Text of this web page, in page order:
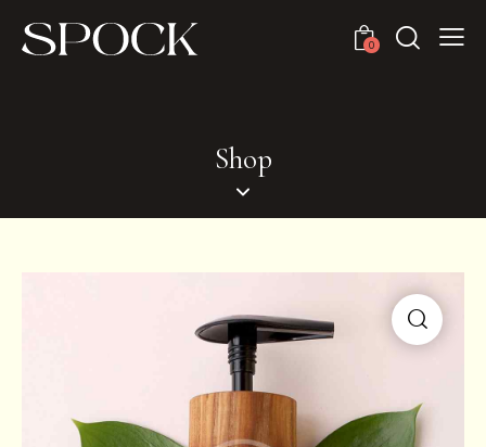
0
Shop